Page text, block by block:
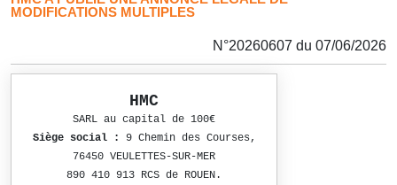
MODIFICATIONS MULTIPLES
N°20260607 du 07/06/2026
HMC
SARL au capital de 100€
Siège social :
9 Chemin des Courses,
76450 VEULETTES-SUR-MER
890 410 913 RCS de ROUEN.